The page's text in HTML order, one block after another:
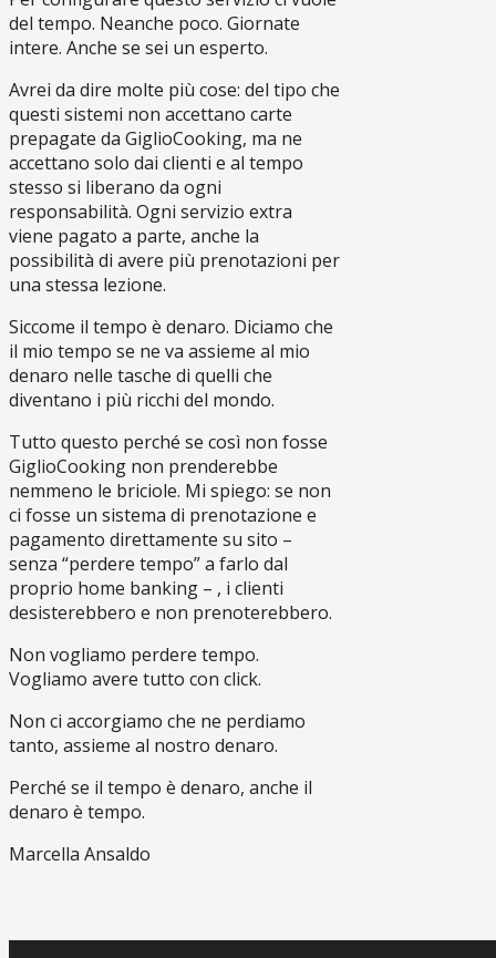
del tempo. Neanche poco. Giornate
intere. Anche se sei un esperto.
Avrei da dire molte più cose: del tipo che
questi sistemi non accettano carte
prepagate da GiglioCooking, ma ne
accettano solo dai clienti e al tempo
stesso si liberano da ogni
responsabilità. Ogni servizio extra
viene pagato a parte, anche la
possibilità di avere più prenotazioni per
una stessa lezione.
Siccome il tempo è denaro. Diciamo che
il mio tempo se ne va assieme al mio
denaro nelle tasche di quelli che
diventano i più ricchi del mondo.
Tutto questo perché se così non fosse
GiglioCooking non prenderebbe
nemmeno le briciole. Mi spiego: se non
ci fosse un sistema di prenotazione e
pagamento direttamente su sito –
senza “perdere tempo” a farlo dal
proprio home banking – , i clienti
desisterebbero e non prenoterebbero.
Non vogliamo perdere tempo.
Vogliamo avere tutto con click.
Non ci accorgiamo che ne perdiamo
tanto, assieme al nostro denaro.
Perché se il tempo è denaro, anche il
denaro è tempo.
Marcella Ansaldo